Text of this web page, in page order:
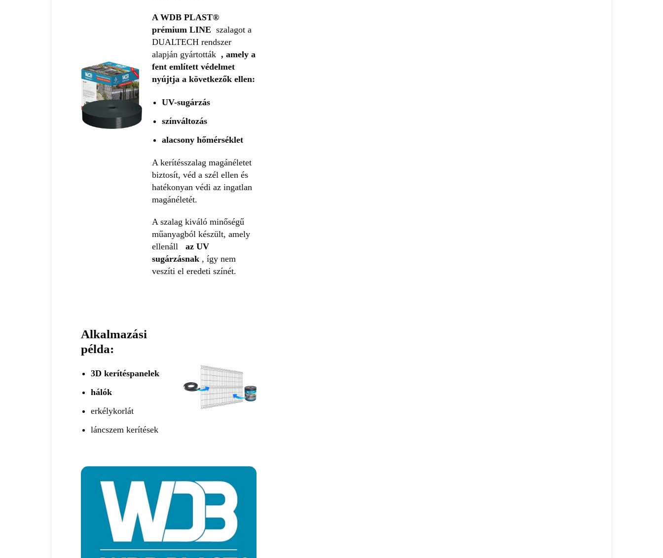
A WDB PLAST®
prémium LINE szalagot a
DUALTECH rendszer
alapján gyártották , amely a
fent említett védelmet
nyújtja a következők ellen:
UV-sugárzás
színváltozás
alacsony hőmérséklet
A kerítésszalag magánéletet
biztosít, véd a szél ellen és
hatékonyan védi az ingatlan
magánéletét.
A szalag kiváló minőségű
műanyagból készült, amely
ellenáll
az UV
sugárzásnak , így nem
veszíti el eredeti színét.
Alkalmazási
példa:
3D kerítéspanelek
hálók
erkélykorlát
láncszem kerítések